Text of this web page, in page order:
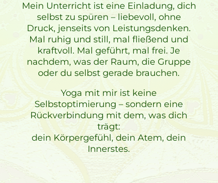
Mein Unterricht ist eine Einladung, dich
selbst zu spüren – liebevoll, ohne
Druck, jenseits von Leistungsdenken.
Mal ruhig und still, mal fließend und
kraftvoll. Mal geführt, mal frei. Je
nachdem, was der Raum, die Gruppe
oder du selbst gerade brauchen.
Yoga mit mir ist keine
Selbstoptimierung – sondern eine
Rückverbindung mit dem, was dich
trägt:
dein Körpergefühl, dein Atem, dein
Innerstes.